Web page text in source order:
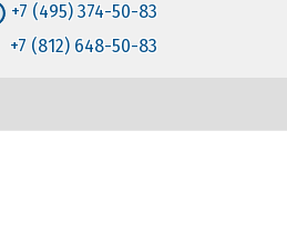
+7 (495) 374-50-83
+7 (812) 648-50-83